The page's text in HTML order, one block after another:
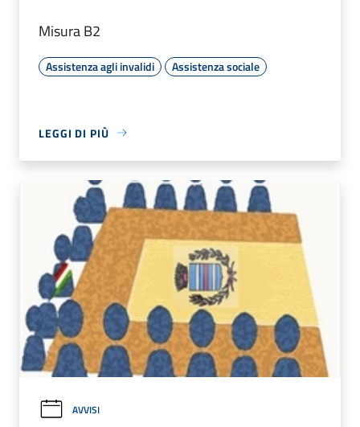
Misura B2
Assistenza agli invalidi Assistenza sociale
LEGGI DI PIÙ
AVVISI